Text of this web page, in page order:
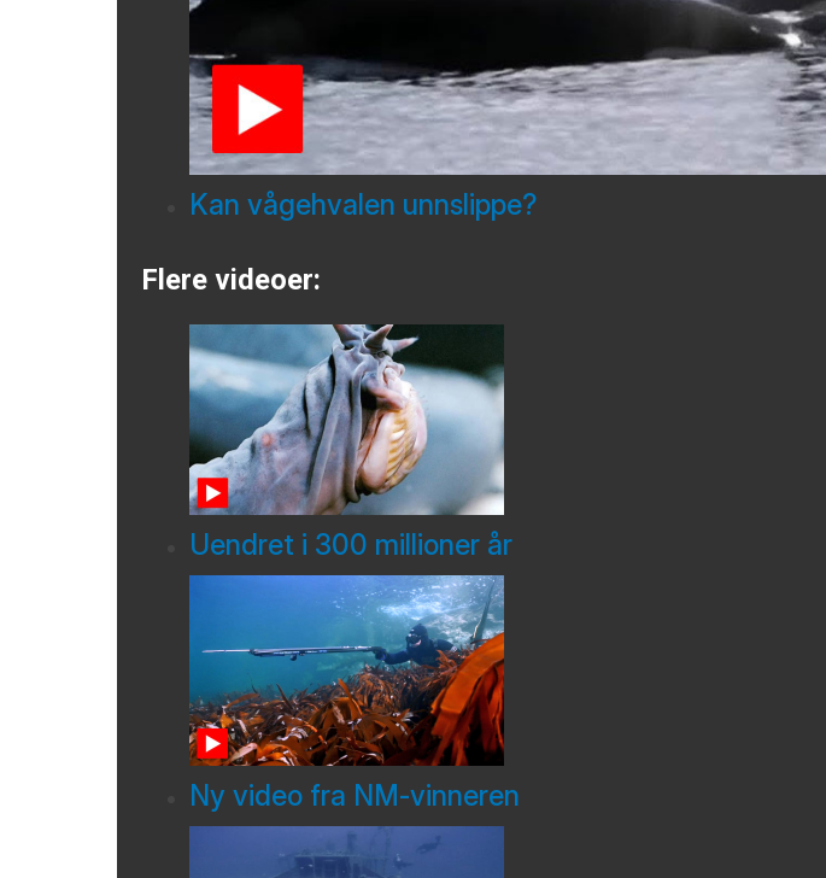
Kan vågehvalen unnslippe?
Flere videoer:
Uendret i 300 millioner år
Ny video fra NM-vinneren